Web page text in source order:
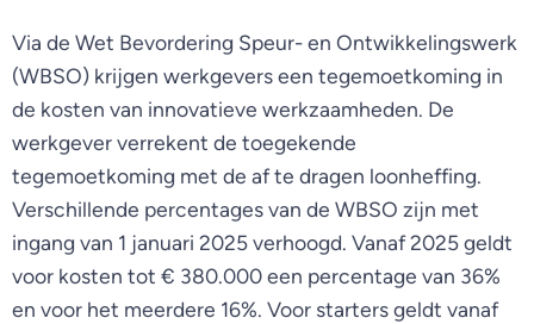
Via de Wet Bevordering Speur- en Ontwikkelingswerk
(WBSO) krijgen werkgevers een tegemoetkoming in
de kosten van innovatieve werkzaamheden. De
werkgever verrekent de toegekende
tegemoetkoming met de af te dragen loonheffing.
Verschillende percentages van de WBSO zijn met
ingang van 1 januari 2025 verhoogd. Vanaf 2025 geldt
voor kosten tot € 380.000 een percentage van 36%
en voor het meerdere 16%. Voor starters geldt vanaf